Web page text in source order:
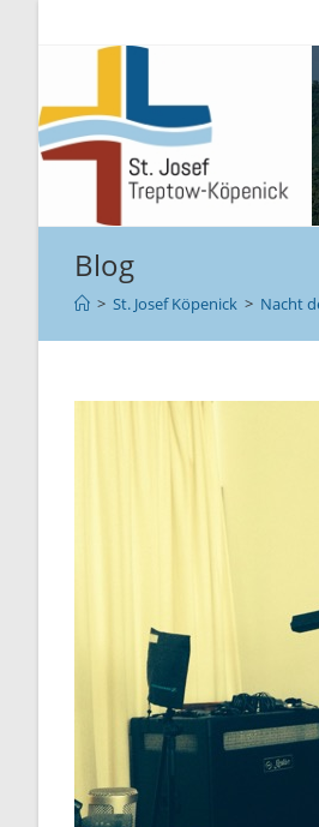
Blog
> St. Josef Köpenick > Nacht